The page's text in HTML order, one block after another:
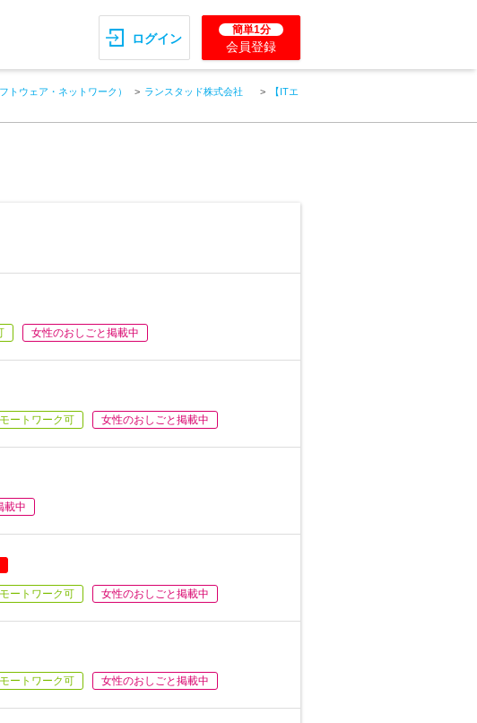
ログイン
簡単1分
会員登録
トウェア・ネットワーク） ランスタッド株式会社
【ITエ
女性のおしごと掲載中
ートワーク可 女性のおしごと掲載中
載中
ートワーク可 女性のおしごと掲載中
ートワーク可 女性のおしごと掲載中